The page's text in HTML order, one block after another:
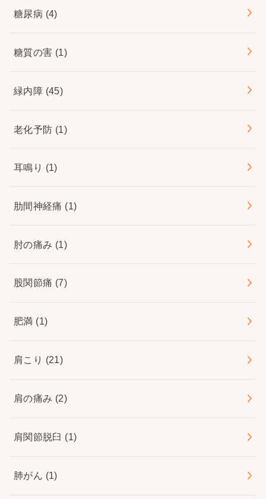
糖尿病 (4)
糖質の害 (1)
緑内障 (45)
老化予防 (1)
耳鳴り (1)
肋間神経痛 (1)
肘の痛み (1)
股関節痛 (7)
肥満 (1)
肩こり (21)
肩の痛み (2)
肩関節脱臼 (1)
肺がん (1)